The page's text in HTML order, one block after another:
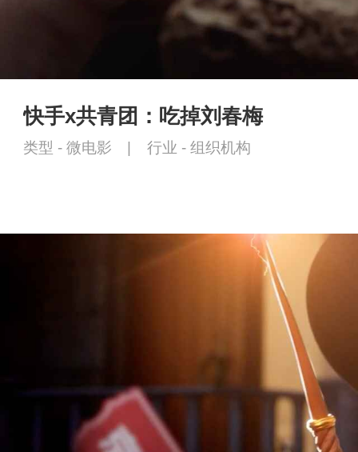
快手x共青团：吃掉刘春梅
类型 - 微电影 | 行业 - 组织机构